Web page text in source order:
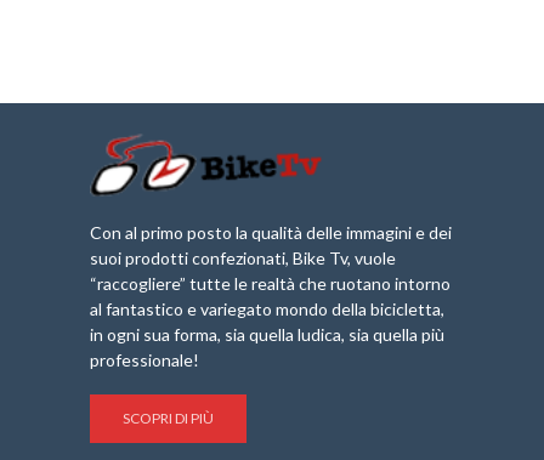
Con al primo posto la qualità delle immagini e dei
suoi prodotti confezionati, Bike Tv, vuole
“raccogliere” tutte le realtà che ruotano intorno
al fantastico e variegato mondo della bicicletta,
in ogni sua forma, sia quella ludica, sia quella più
professionale!
SCOPRI DI PIÙ